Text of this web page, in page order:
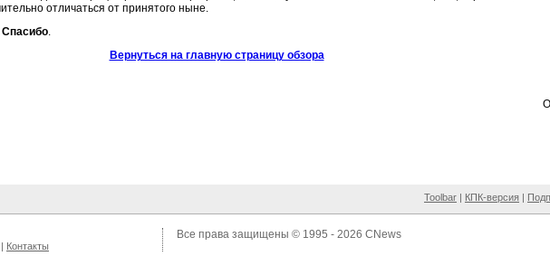
отличаться от принятого ныне.
.
Вернуться на главную страницу обзора
Toolbar | КПК-версия |
| Контакты
Все права защищены © 1995 - 2026 CNews